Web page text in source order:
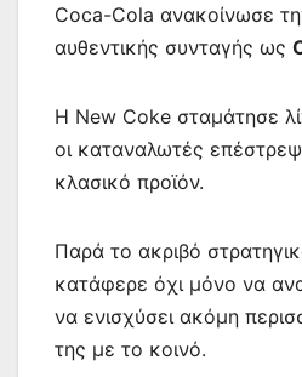
Coca-Cola ανακοίνωσε
αυθεντικής συνταγής ως
Η New Coke σταμάτησε
οι καταναλωτές
κλασικό προϊόν.
Παρά το ακριβό
κατάφερε όχι μόνο να
να ενισχύσει ακόμη
της με το κοινό.